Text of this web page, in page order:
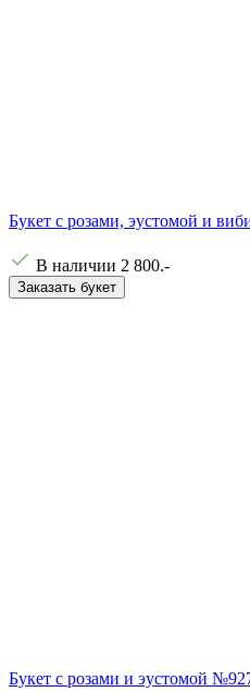
Букет с розами, эустомой и
В наличии 2 800.-
Заказать букет
Букет с розами и эустомой